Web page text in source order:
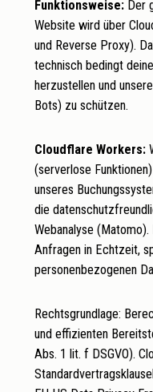
Funktionsweise:Der
Website wird über
und Reverse Proxy).
technisch bedingt
herzustellen und
Bots) zu schützen.
Cloudflare Workers:
(serverlose
unseres
die
Webanalyse
Anfragen in Echtzeit,
personenbezogenen
Rechtsgrundlage:
und effizienten
Abs. 1 lit. f DSGVO).